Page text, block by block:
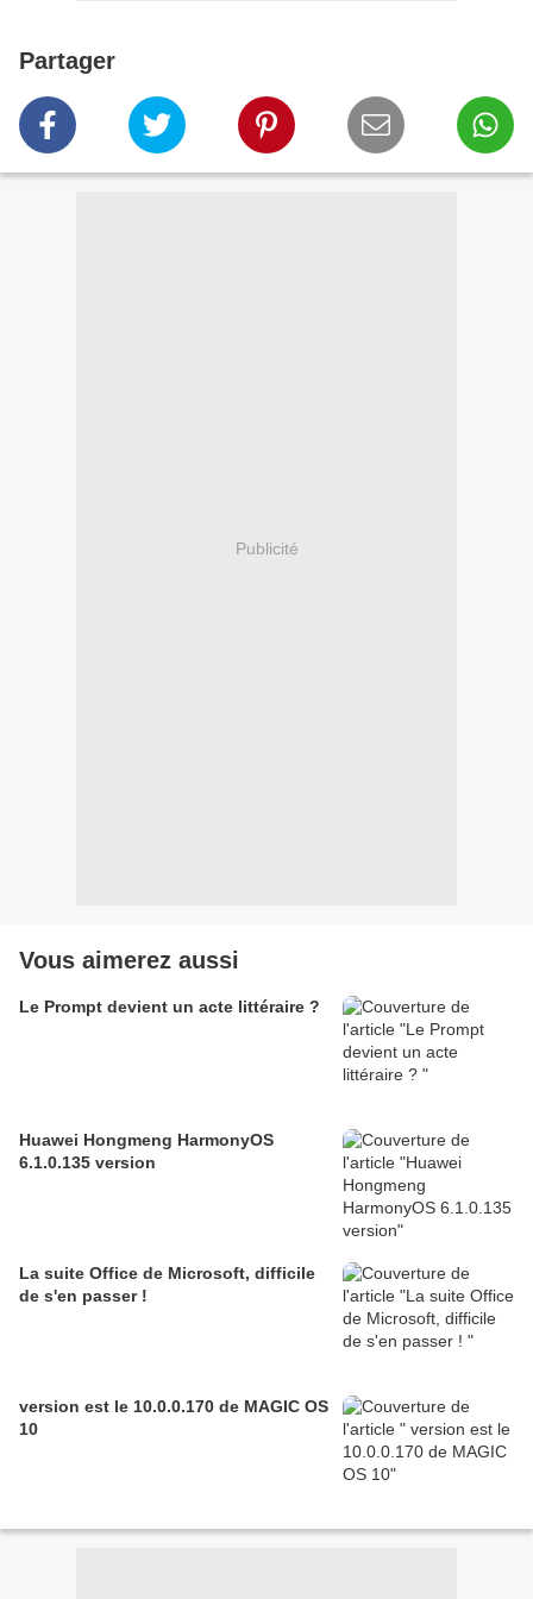
Partager
Publicité
Vous aimerez aussi
Le Prompt devient un acte littéraire ?
Huawei Hongmeng HarmonyOS
6.1.0.135 version
La suite Office de Microsoft, difficile
de s'en passer !
version est le 10.0.0.170 de MAGIC OS
10